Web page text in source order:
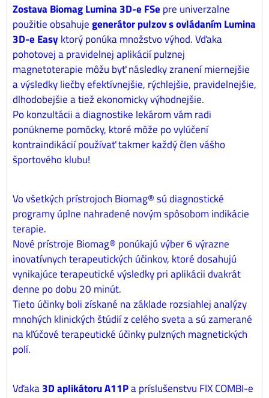
Zostava Biomag Lumina 3D-e FSe pre univerzalne
použitie obsahujegenerátor pulzov s ovládaním Lumina
3D-e Easyktorý ponúka množstvo výhod. Vďaka
pohotovej a pravidelnej aplikácií pulznej
magnetoterapie môžu byť následky zranení miernejšie
a výsledky liečby efektívnejšie, rýchlejšie, pravidelnejšie,
dlhodobejšie a tiež ekonomicky výhodnejšie.
Po konzultácii a diagnostike lekárom vám radi
ponúkneme pomôcky, ktoré môže po vylúčení
kontraindikácií používať takmer každý člen vášho
športového klubu!
Vo všetkých prístrojoch Biomag® sú diagnostické
programy úplne nahradené novým spôsobom indikácie
terapie.
Nové prístroje Biomag® ponúkajú výber 6 výrazne
inovatívnych terapeutických účinkov, ktoré dosahujú
vynikajúce terapeutické výsledky pri aplikácii dvakrát
denne po dobu 20 minút.
Tieto účinky boli získané na základe rozsiahlej analýzy
mnohých klinických štúdií z celého sveta a sú zamerané
na kľúčové terapeutické účinky pulzných magnetických
polí.
Vďaka3D aplikátoru A11Pa príslušenstvu FIX COMBI-e